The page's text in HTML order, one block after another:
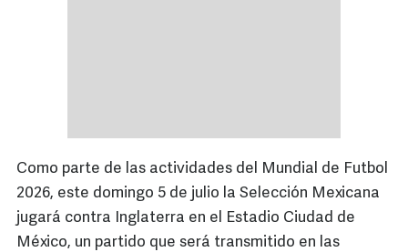
Como parte de las actividades del Mundial de Futbol
2026, este domingo 5 de julio la Selección Mexicana
jugará contra Inglaterra en el Estadio Ciudad de
México, un partido que será transmitido en las